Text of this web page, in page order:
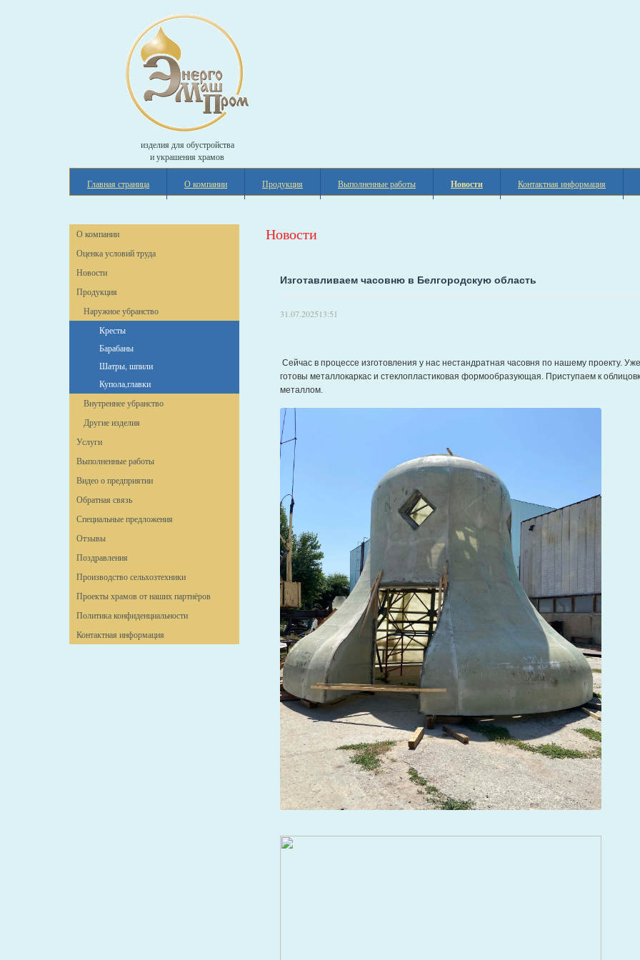
изделия для обустройства
и украшения храмов
Главная страница О компании Продукция Выполненные работы Новости Контактная информация
О компании
Оценка условий труда
Новости
Продукция
Наружное убранство
Кресты
Барабаны
Шатры, шпили
Купола,главки
Внутреннее убранство
Другие изделия
Услуги
Выполненные работы
Видео о предприятии
Обратная связь
Специальные предложения
Отзывы
Поздравления
Производство сельхозтехники
Проекты храмов от наших партнёров
Политика конфиденциальности
Контактная информация
Новости
Изготавливаем часовню в Белгородскую область
31.07.202513:51
Сейчас в процессе изготовления у нас нестандратная часовня по нашему проекту. Уже
готовы металлокаркас и стеклопластиковая формообразующая. Приступаем к
металлом.